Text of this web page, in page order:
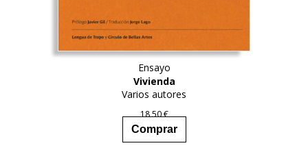
Ensayo
Vivienda
Varios autores
18,50€
Comprar